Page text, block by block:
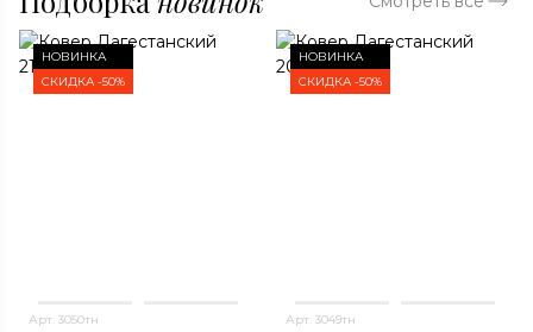
НОВИНКА
СКИДКА -50%
Арт. 3050тн
НОВИНКА
СКИДКА -50%
Арт. 3049тн